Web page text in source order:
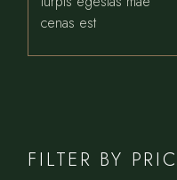
cenas est
FILTER BY